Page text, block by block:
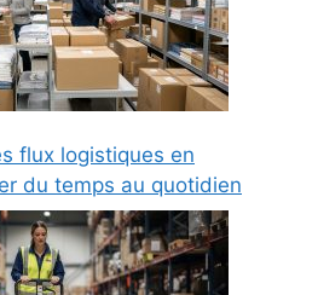
flux logistiques en
du temps au quotidien